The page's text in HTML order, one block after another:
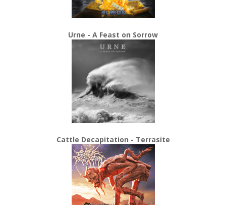
Urne - A Feast on Sorrow
Cattle Decapitation - Terrasite